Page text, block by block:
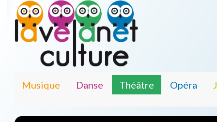
Musique Danse Théâtre Opéra